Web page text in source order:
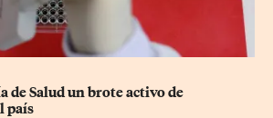
de Salud un brote activo de
país